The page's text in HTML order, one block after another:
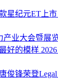
星纪元ET上
业大会暨展
好的模样
俊锋荣登Legal